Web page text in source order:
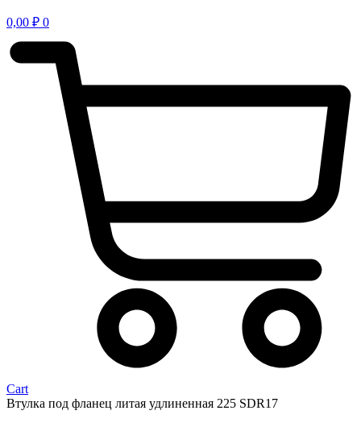
0,00 ₽ 0
Cart
Втулка под фланец литая удлиненная 225 SDR17